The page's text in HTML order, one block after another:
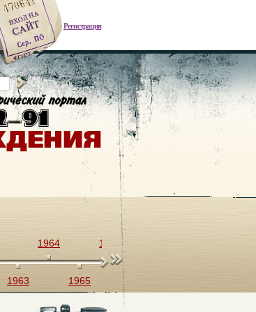
Регистрация
1963
1964
1965
1966